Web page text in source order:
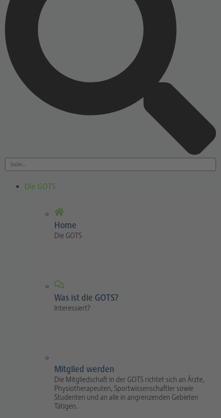
Die GOTS
Home
Die GOTS
Was ist die GOTS?
Interessiert?
Mitglied werden
Die Mitgliedschaft in der GOTS richtet sich an Ärzte,
Physiotherapeuten, Sportwissenschaftler sowie
Studenten und an alle in angrenzenden Gebieten
Tätigen.